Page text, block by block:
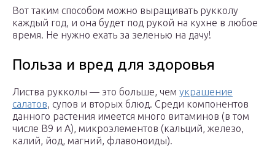
Вот таким способом можно выращивать рукколу
каждый год, и она будет под рукой на кухне в любое
время. Не нужно ехать за зеленью на дачу!
Польза и вред для здоровья
Листва рукколы — это больше, чем украшение
салатов, супов и вторых блюд. Среди компонентов
данного растения имеется много витаминов (в том
числе В9 и А), микроэлементов (кальций, железо,
калий, йод, магний, флавоноиды).